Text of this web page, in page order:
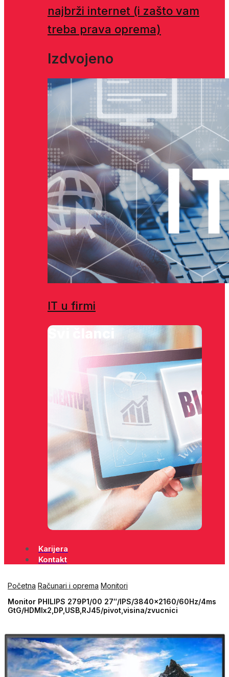
najbrži internet (i zašto vam
treba prava oprema)
Izdvojeno
IT u firmi
Svi članci
Karijera
Kontakt
Početna Računari i oprema Monitori
Monitor PHILIPS 279P1/00 27″/IPS/3840×2160/60Hz/4ms
GtG/HDMIx2,DP,USB,RJ45/pivot,visina/zvucnici